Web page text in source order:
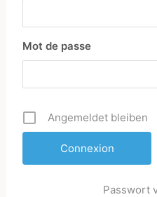
Mot de passe
Angemeldet bleiben
Passwort